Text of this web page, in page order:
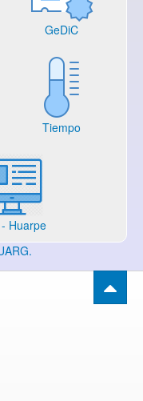
GeDiC
Tiempo
Huarpe